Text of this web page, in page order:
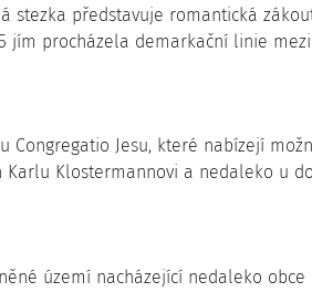
stezka představuje romantická
jím procházela demarkační linie
Jesu, které nabízejí
Klostermannovi a nedaleko u
území nacházející nedaleko obce